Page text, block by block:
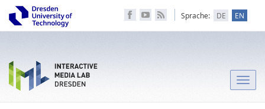
Sprache: DE EN
Toggle